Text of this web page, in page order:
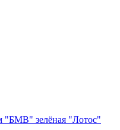
"БМВ" зелёная "Лотос"